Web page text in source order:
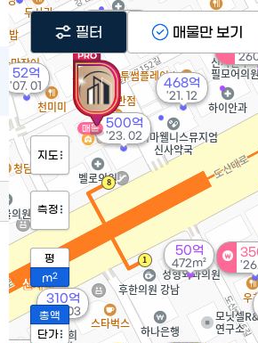
500억
'23. 02
매물
310억
'26. 03
월
468억
'21. 12
50억
472m²
52억
'07. 01
지도
측정
평
m2
총액
단가
필터 매물만 보기